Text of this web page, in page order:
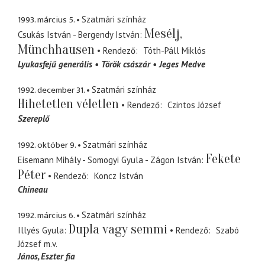
1993. március 5.
Szatmári színház
Csukás István - Bergendy István Mesélj,
Münchhausen
Rendező
Tóth-Páll Miklós
Lyukasfejű generális
Török császár Jeges Medve
1992. december 31. Szatmári színház
Hihetetlen véletlen Rendező
Czintos József
Szereplő
1992. október 9.
Szatmári színház
Eisemann Mihály - Somogyi Gyula - Zágon István Fekete
Péter
Rendező
Koncz István
Chineau
1992. március 6.
Szatmári színház
Illyés Gyula Dupla vagy semmi Rendező
Szabó
József m.v.
János Eszter fia